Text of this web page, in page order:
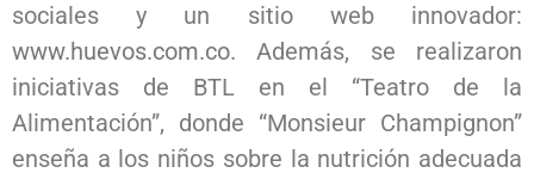
sociales y un sitio web innovador:
www.huevos.com.co. Además, se realizaron
iniciativas de BTL en el “Teatro de la
Alimentación”, donde “Monsieur Champignon”
enseña a los niños sobre la nutrición adecuada